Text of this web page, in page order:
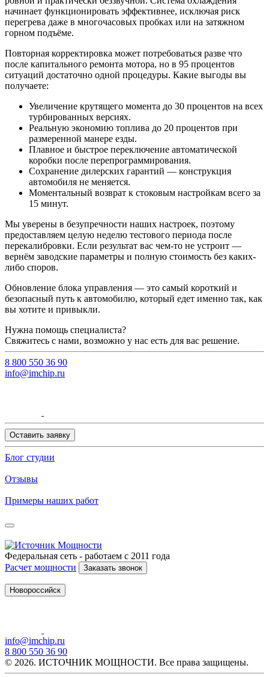
начинает функционировать эффективнее, исключая риск
перегрева даже в многочасовых пробках или на затяжном
горном подъёме.
Повторная корректировка может потребоваться разве что
после капитального ремонта мотора, но в 95 процентов
ситуаций достаточно одной процедуры. Какие выгоды вы
получаете:
Увеличение крутящего момента до 30 процентов на всех
турбированных версиях.
Реальную экономию топлива до 20 процентов при
размеренной манере езды.
Плавное и быстрое переключение автоматической
коробки после перепрограммирования.
Сохранение дилерских гарантий — конструкция
автомобиля не меняется.
Моментальный возврат к стоковым настройкам всего за
15 минут.
Мы уверены в безупречности наших настроек, поэтому
предоставляем целую неделю тестового периода после
перекалибровки. Если результат вас чем-то не устроит —
вернём заводские параметры и полную стоимость без каких-
либо споров.
Обновление блока управления — это самый короткий и
безопасный путь к автомобилю, который едет именно так, как
вы хотите и привыкли.
Нужна помощь специалиста?
Свяжитесь с нами, возможно у нас есть для вас решение.
8 800 550 36 90
info@imchip.ru
Оставить заявку
Блог студии
Отзывы
Примеры наших работ
Федеральная сеть - работаем с 2011 года
Расчет мощности
Заказать звонок
Новороссийск
info@imchip.ru
8 800 550 36 90
© 2026. ИСТОЧНИК МОЩНОСТИ. Все права защищены.